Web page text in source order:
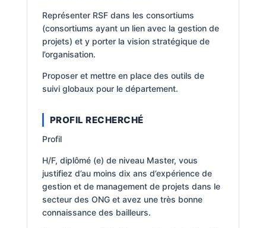
Représenter RSF dans les consortiums
(consortiums ayant un lien avec la gestion de
projets) et y porter la vision stratégique de
l’organisation.
Proposer et mettre en place des outils de
suivi globaux pour le département.
PROFIL RECHERCHÉ
Profil
H/F, diplômé (e) de niveau Master, vous
justifiez d’au moins dix ans d’expérience de
gestion et de management de projets dans le
secteur des ONG et avez une très bonne
connaissance des bailleurs.